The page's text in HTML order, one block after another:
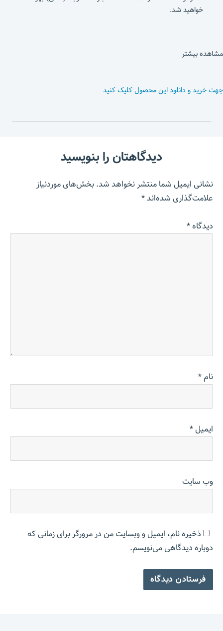
خواهید شد.
مشاهده بیشتر
جهت خرید و دانلود این محصول کلیک کنید
دیدگاهتان را بنویسید
نشانی ایمیل شما منتشر نخواهد شد.بخش‌های موردنیاز
علامت‌گذاری شده‌اند*
دیدگاه*
نام*
ایمیل*
وب‌ سایت
ذخیره نام، ایمیل و وبسایت من در مرورگر برای زمانی که
دوباره دیدگاهی می‌نویسم.